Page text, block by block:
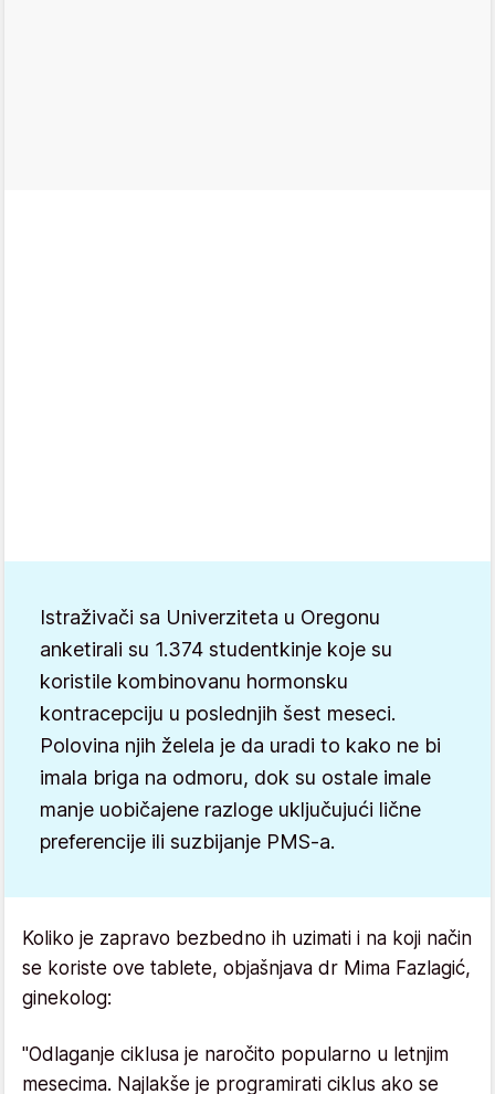
Istraživači sa Univerziteta u Oregonu
anketirali su 1.374 studentkinje koje su
koristile kombinovanu hormonsku
kontracepciju u poslednjih šest meseci.
Polovina njih želela je da uradi to kako ne bi
imala briga na odmoru, dok su ostale imale
manje uobičajene razloge uključujući lične
preferencije ili suzbijanje PMS-a.
Koliko je zapravo bezbedno ih uzimati i na koji način
se koriste ove tablete, objašnjava dr Mima Fazlagić,
ginekolog:
"Odlaganje ciklusa je naročito popularno u letnjim
mesecima. Najlakše je programirati ciklus ako se